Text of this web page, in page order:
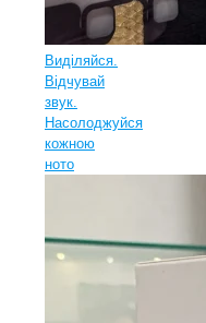
Виділяйся.
Відчувай
звук.
Насолоджуйся
кожною
ното